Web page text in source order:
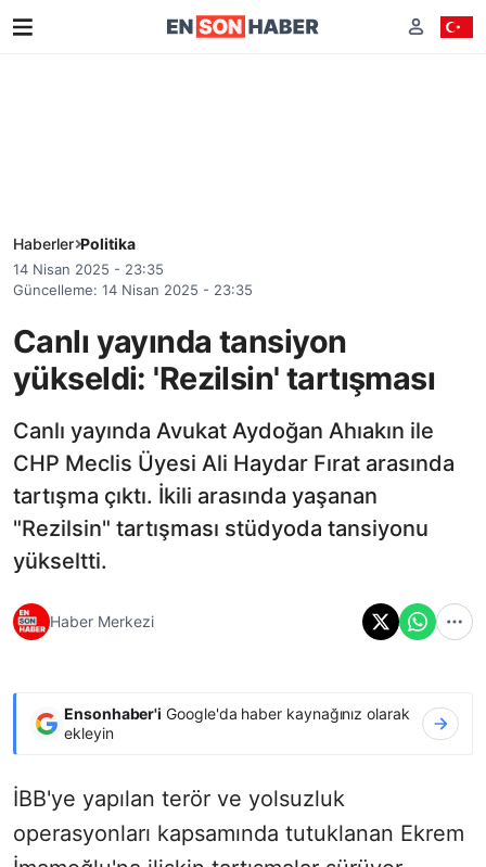
Haberler Politika
14 Nisan 2025 - 23:35
Güncelleme: 14 Nisan 2025 - 23:35
Canlı yayında tansiyon
yükseldi: 'Rezilsin' tartışması
Canlı yayında Avukat Aydoğan Ahıakın ile
CHP Meclis Üyesi Ali Haydar Fırat arasında
tartışma çıktı. İkili arasında yaşanan
"Rezilsin" tartışması stüdyoda tansiyonu
yükseltti.
Haber Merkezi
Ensonhaber'i Google'da haber kaynağınız olarak
ekleyin
İBB'ye yapılan terör ve yolsuzluk
operasyonları kapsamında tutuklanan Ekrem